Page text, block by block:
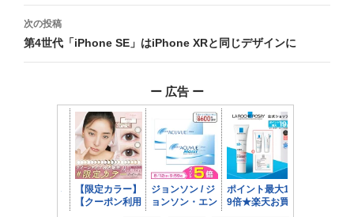
ビ
ゲ
次の投稿
第4世代「iPhone SE」はiPhone XRと同じデザインに
ー 広告 ー